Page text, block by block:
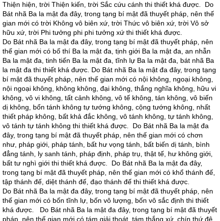
Thiện hiện, trời Thiện kiến, trời Sắc cứu cánh thi thiết khá được. Do
Bát nhã Ba la mật đa đây, trong tạng bí mật đã thuyết pháp, nên thế
gian mới có trời Không vô biên xứ, trời Thức vô biên xứ, trời Vô sở
hữu xứ, trời Phi tưởng phi phi tưởng xứ thi thiết khá được.
Do Bát nhã Ba la mật đa đây, trong tạng bí mật đã thuyết pháp, nên
thế gian mới có bố thí Ba la mật đa, tịnh giới Ba la mật đa, an nhẫn
Ba la mật đa, tinh tiến Ba la mật đa, tĩnh lự Ba la mật đa, bát nhã Ba
la mật đa thi thiết khá được. Do Bát nhã Ba la mật đa đây, trong tạng
bí mật đã thuyết pháp, nên thế gian mới có nội không, ngoại không,
nội ngoại không, không không, đại không, thắng nghĩa không, hữu vi
không, vô vi không, tất cảnh không, vô tế không, tán không, vô biến
dị không, bổn tánh không tự tướng không, cộng tướng không, nhất
thiết pháp không, bất khả đắc không, vô tánh không, tự tánh không,
vô tánh tự tánh không thi thiết khá được. Do Bát nhã Ba la mật đa
đây, trong tạng bí mật đã thuyết pháp, nên thế gian mới có chơn
như, pháp giới, pháp tánh, bất hư vọng tánh, bất biến dị tánh, bình
đẳng tánh, ly sanh tánh, pháp định, pháp trụ, thật tế, hư không giới,
bất tư nghì giới thi thiết khá được. Do Bát nhã Ba la mật đa đây,
trong tạng bí mật đã thuyết pháp, nên thế gian mới có khổ thánh đế,
tập thánh đế, diệt thánh đế, đạo thánh đế thi thiết khá được.
Do Bát nhã Ba la mật đa đây, trong tạng bí mật đã thuyết pháp, nên
thế gian mới có bốn tĩnh lự, bốn vô lượng, bốn vô sắc định thi thiết
khá được. Do Bát nhã Ba la mật đa đây, trong tạng bí mật đã thuyết
pháp, nên thế gian mới có tám giải thoát, tám thắng xứ, chín thứ đệ